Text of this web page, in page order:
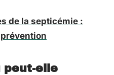
de la septicémie :
peut-elle